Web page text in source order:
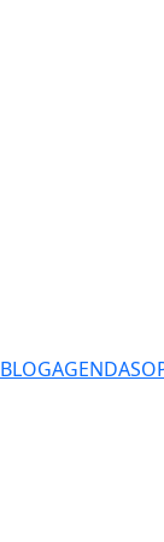
BLOGAGENDA